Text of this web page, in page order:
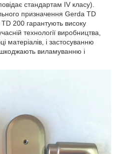
стандартам IV класу).
призначення Gerda TD
200 гарантують високу
технології виробництва,
матеріалів, і застосуванню
виламуванню і